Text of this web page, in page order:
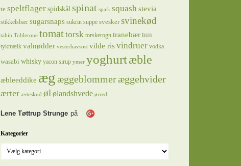
te speltflager spidskål spinat spæk squash stevia
stikkelsbær sugarsnaps sukrin suppe svesker svinekød
tahin Toblerone tomattorsk torskerogn tranebær tun
tykmælk valnødder vesterhavsost vilde ris vindruer vodka
wasabi whisky yacon sirup ymer yoghurtæble
æbleeddike æg æggeblommeræggehvider
ærter ærteskud øl ølandshvede ørred
Lene Tøttrup Strunge på
Kategorier